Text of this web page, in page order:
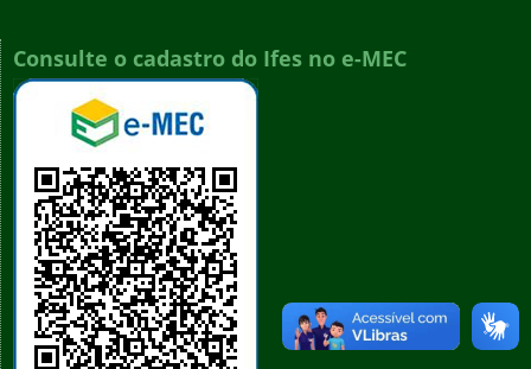
Consulte o cadastro do Ifes no e-MEC